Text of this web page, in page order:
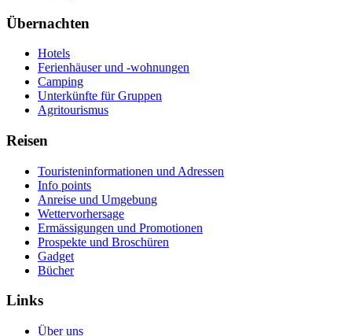
Übernachten
Hotels
Ferienhäuser und -wohnungen
Camping
Unterkünfte für Gruppen
Agritourismus
Reisen
Touristeninformationen und Adressen
Info points
Anreise und Umgebung
Wettervorhersage
Ermässigungen und Promotionen
Prospekte und Broschüren
Gadget
Bücher
Links
Über uns